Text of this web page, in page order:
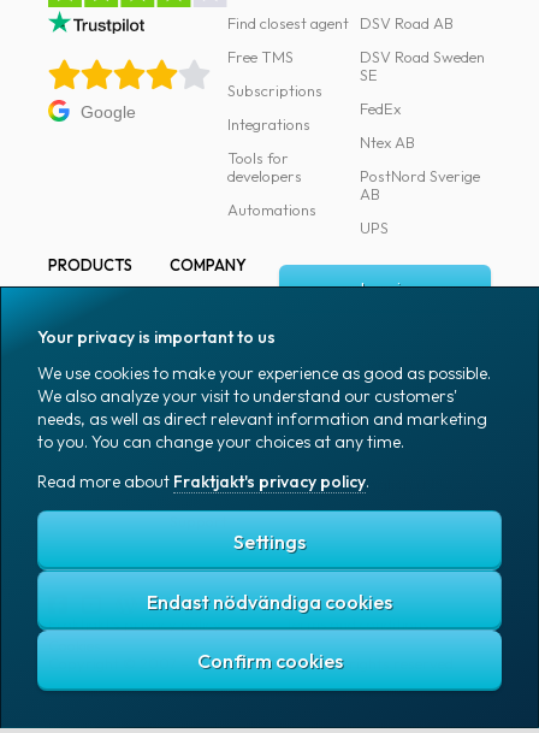
Google
Find closest agent
Free TMS
Subscriptions
Integrations
Tools for
developers
Automations
DSV Road AB
DSV Road Sweden
SE
FedEx
Ntex AB
PostNord Sverige
AB
UPS
PRODUCTS
Marking
Packaging
Packaging
accessories
Office goods
COMPANY
Media
Coworkers
Job & career
News archive
Blog
Log in
Sign up
English (US)
Fraktjakt's privacy policy
Terms and conditions
Copyright © 2007 – 2026 Fraktjakt AB. All rights reserved.
Your privacy is important to us
We use cookies to make your experience as good as possible.
We also analyze your visit to understand our customers'
needs, as well as direct relevant information and marketing
to you. You can change your choices at any time.
Read more about Fraktjakt's privacy policy.
Settings
Endast nödvändiga cookies